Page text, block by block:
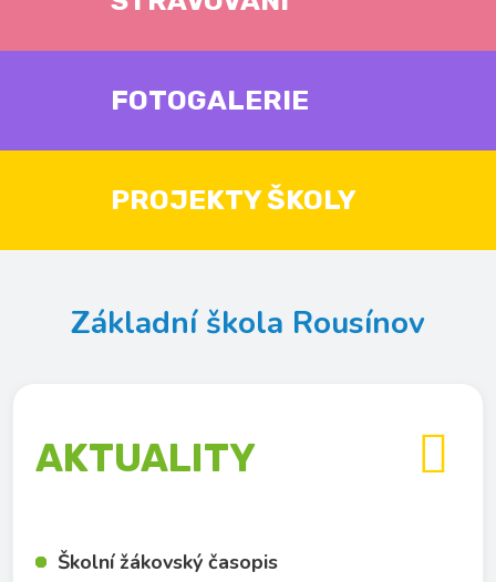
FOTOGALERIE
PROJEKTY ŠKOLY
Základní škola Rousínov
AKTUALITY
Školní žákovský časopis
